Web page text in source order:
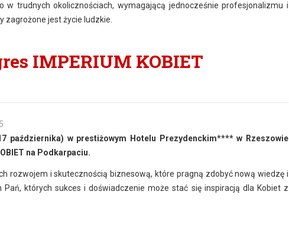
w trudnych okolicznościach, wymagającą jednocześnie profesjonalizmu i
zagrożone jest życie ludzkie.
IMPERIUM KOBIET
października) w prestiżowym Hotelu Prezydenckim****w Rzeszowie
na Podkarpaciu.
rozwojem i skutecznością biznesową, które pragną zdobyć nową wiedzę i
których sukces i doświadczenie może stać się inspiracją dla Kobiet z